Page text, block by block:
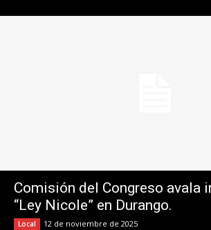
Comisión del Congreso avala
“Ley Nicole” en Durango.
Local 12 de noviembre de 2025